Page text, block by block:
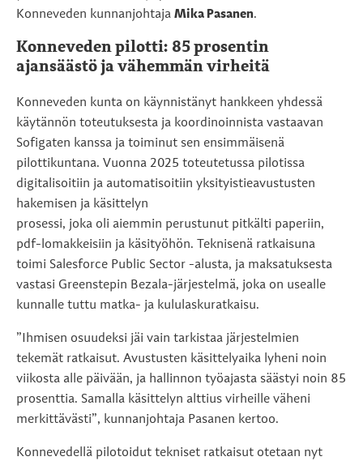
Konneveden kunnanjohtaja Mika Pasanen.
Konneveden pilotti: 85 prosentin
ajansäästö ja vähemmän virheitä
Konneveden kunta on käynnistänyt hankkeen yhdessä
käytännön toteutuksesta ja koordinoinnista vastaavan
Sofigaten kanssa ja toiminut sen ensimmäisenä
pilottikuntana. Vuonna 2025 toteutetussa pilotissa
digitalisoitiin ja automatisoitiin yksityistieavustusten
hakemisen ja käsittelyn
prosessi, joka oli aiemmin perustunut pitkälti paperiin,
pdf-lomakkeisiin ja käsityöhön. Teknisenä ratkaisuna
toimi Salesforce Public Sector -alusta, ja maksatuksesta
vastasi Greenstepin Bezala-järjestelmä, joka on usealle
kunnalle tuttu matka- ja kululaskuratkaisu.
”Ihmisen osuudeksi jäi vain tarkistaa järjestelmien
tekemät ratkaisut. Avustusten käsittelyaika lyheni noin
viikosta alle päivään, ja hallinnon työajasta säästyi noin 85
prosenttia. Samalla käsittelyn alttius virheille väheni
merkittävästi”, kunnanjohtaja Pasanen kertoo.
Konnevedellä pilotoidut tekniset ratkaisut otetaan nyt